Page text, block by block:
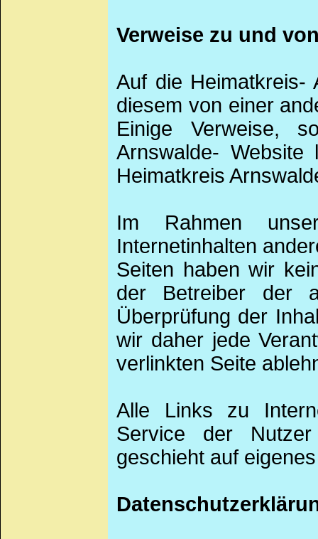
Verweise zu und
Auf die Heimatkreis-
diesem von einer
Einige Verweise,
Arnswalde-
Heimatkreis
Im Rahmen
Internetinhalten
Seiten haben wir
der Betreiber der
Überprüfung der
wir daher jede
verlinkten Seite
Alle Links zu
Service der
geschieht auf